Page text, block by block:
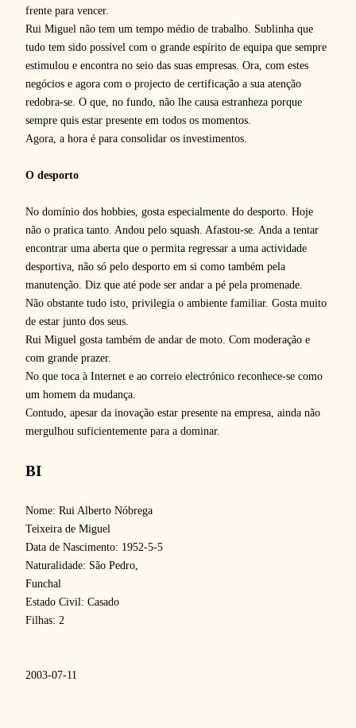
frente para vencer.
Rui Miguel não tem um tempo médio de trabalho. Sublinha que
tudo tem sido possível com o grande espírito de equipa que sempre
estimulou e encontra no seio das suas empresas. Ora, com estes
negócios e agora com o projecto de certificação a sua atenção
redobra-se. O que, no fundo, não lhe causa estranheza porque
sempre quis estar presente em todos os momentos.
Agora, a hora é para consolidar os investimentos.
O desporto
No domínio dos hobbies, gosta especialmente do desporto. Hoje
não o pratica tanto. Andou pelo squash. Afastou-se. Anda a tentar
encontrar uma aberta que o permita regressar a uma actividade
desportiva, não só pelo desporto em si como também pela
manutenção. Diz que até pode ser andar a pé pela promenade.
Não obstante tudo isto, privilegia o ambiente familiar. Gosta muito
de estar junto dos seus.
Rui Miguel gosta também de andar de moto. Com moderação e
com grande prazer.
No que toca à Internet e ao correio electrónico reconhece-se como
um homem da mudança.
Contudo, apesar da inovação estar presente na empresa, ainda não
mergulhou suficientemente para a dominar.
BI
Nome: Rui Alberto Nóbrega
Teixeira de Miguel
Data de Nascimento: 1952-5-5
Naturalidade: São Pedro,
Funchal
Estado Civil: Casado
Filhas: 2
2003-07-11